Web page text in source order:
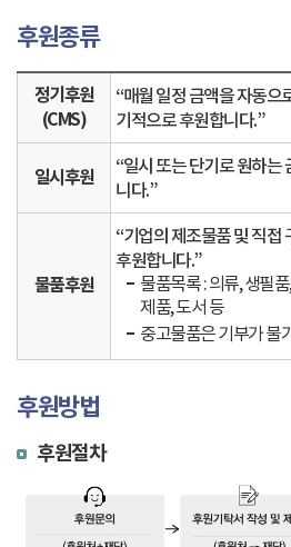
후원종류
정기후원
(CMS)
“매월 일정 금액을 자동으
기적으로 후원합니다.”
일시후원
“일시 또는 단기로 원하는
니다.”
물품후원
“기업의 제조물품 및 직접
후원합니다.”
물품목록 : 의류, 생필
제품, 도서 등
중고물품은 기부가 불
후원방법
후원절차